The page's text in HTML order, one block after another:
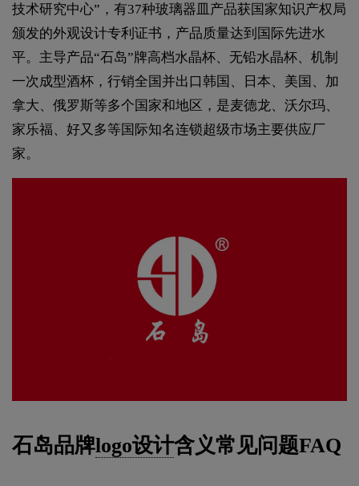
技术研究中心”，有37种玻璃器皿产品获国家知识产权局
颁发的外观设计专利证书，产品质量达到国际先进水
平。主导产品“石岛”牌高档水晶杯、无铅水晶杯、机制
一次成型酒杯，行销全国并出口韩国、日本、美国、加
拿大、俄罗斯等多个国家和地区，是麦德龙、沃尔玛、
家乐福、好又多等国际知名连锁超级市场主要供应厂
家。
石岛品牌logo设计含义常见问题FAQ